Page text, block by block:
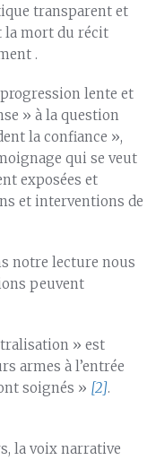
transparent et
la mort du récit
.
lente et
» à la question
la confiance »,
qui se veut
exposées et
et interventions de
notre lecture nous
peuvent
» est
armes à l’entrée
soignés » [2].
la voix narrative